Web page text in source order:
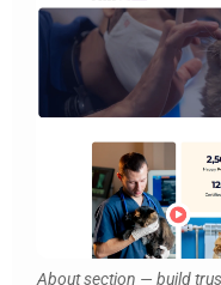
About section — build